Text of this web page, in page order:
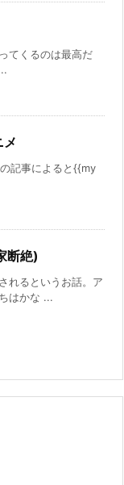
てくるのは最高だ
記事によると{{my
断絶)
れるというお話。ア
はかな ...